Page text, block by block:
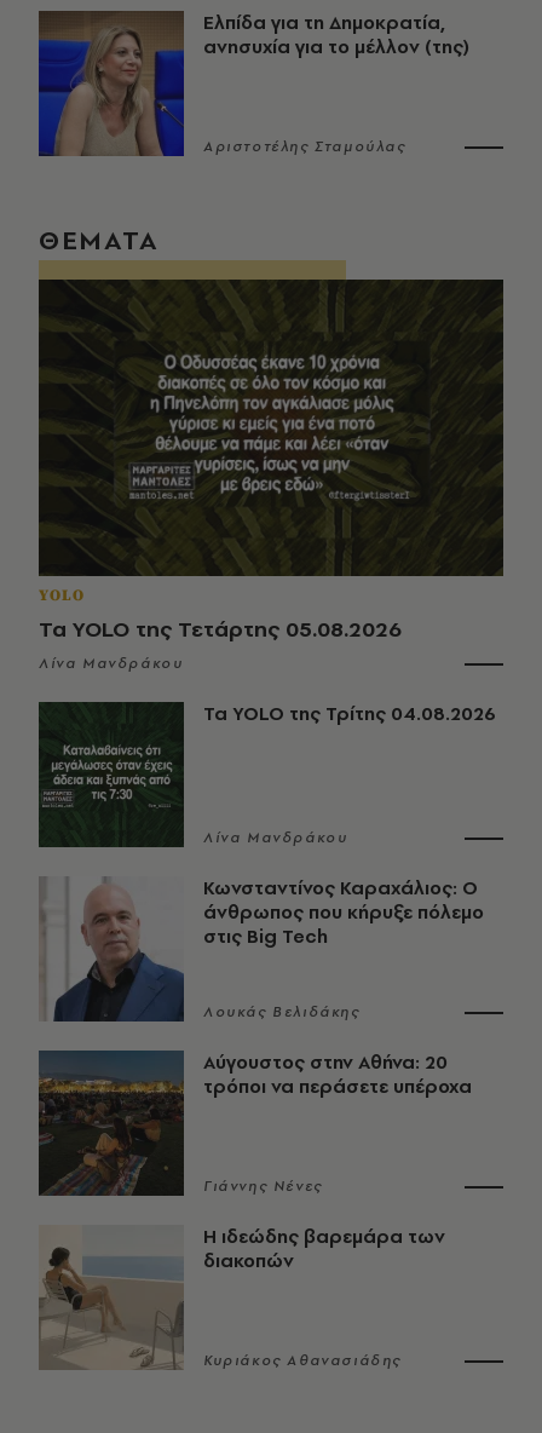
Ελπίδα για τη Δημοκρατία,
ανησυχία για το μέλλον (της)
Αριστοτέλης Σταμούλας
ΘΕΜΑΤΑ
YOLO
Τα YOLO της Τετάρτης 05.08.2026
Λίνα Μανδράκου
Τα YOLO της Τρίτης 04.08.2026
Λίνα Μανδράκου
Κωνσταντίνος Καραχάλιος: Ο
άνθρωπος που κήρυξε πόλεμο
στις Big Tech
Λουκάς Βελιδάκης
Αύγουστος στην Αθήνα: 20
τρόποι να περάσετε υπέροχα
Γιάννης Νένες
Η ιδεώδης βαρεμάρα των
διακοπών
Κυριάκος Αθανασιάδης